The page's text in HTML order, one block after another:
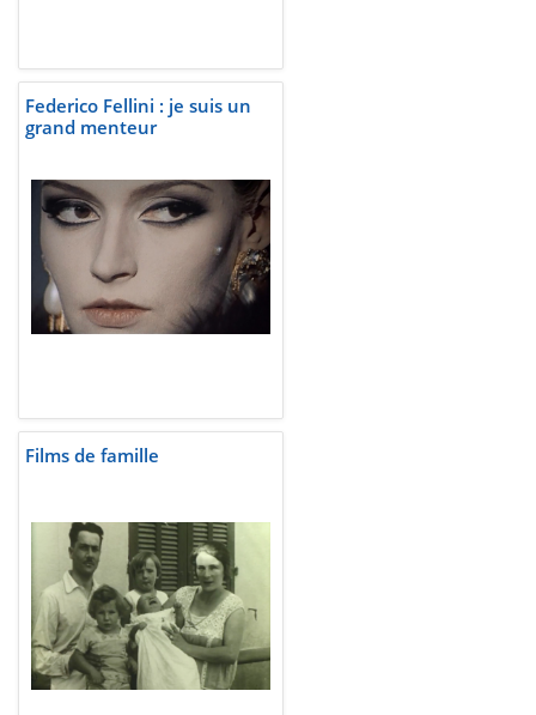
Federico Fellini : je suis un
grand menteur
Films de famille